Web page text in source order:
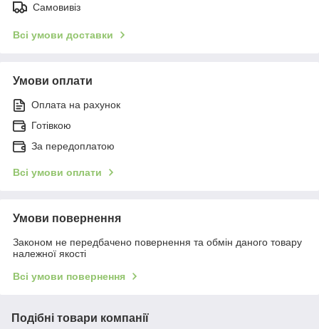
Самовивіз
Всі умови доставки
Умови оплати
Оплата на рахунок
Готівкою
За передоплатою
Всі умови оплати
Умови повернення
Законом не передбачено повернення та обмін даного товару
належної якості
Всі умови повернення
Подібні товари компанії